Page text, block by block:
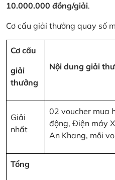
10.000.000 đồng/giải.
Cơ cấu giải thưởng quay số
Cơ cấu
giải
thưởng
Nội dung giải
Giải
nhất
02 voucher mua
động, Điện máy
An Khang, mỗi
Tổng